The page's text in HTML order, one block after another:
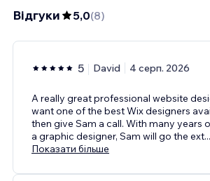
Відгуки 5,0(8)
5 David 4 серп. 2026
A really great professional website
want one of the best Wix designers
then give Sam a call. With many years
a graphic designer, Sam will go the ext...
Показати більше